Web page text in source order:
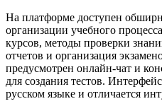
На платформе доступен
организации учебного
курсов, методы проверки
отчетов и организация
предусмотрен онлайн-чат и
для создания тестов.
русском языке и отличается